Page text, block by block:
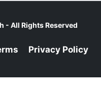
- All Rights Reserved
Privacy Policy